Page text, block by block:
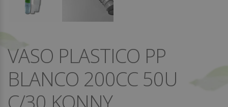
VASO PLASTICO PP
BLANCO 200CC 50U